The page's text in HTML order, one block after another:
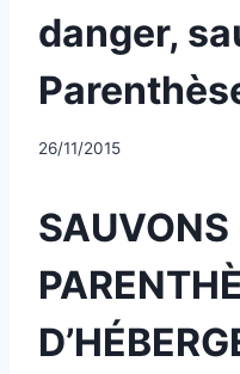
danger,
Par
26/11/2015
SAUVONS